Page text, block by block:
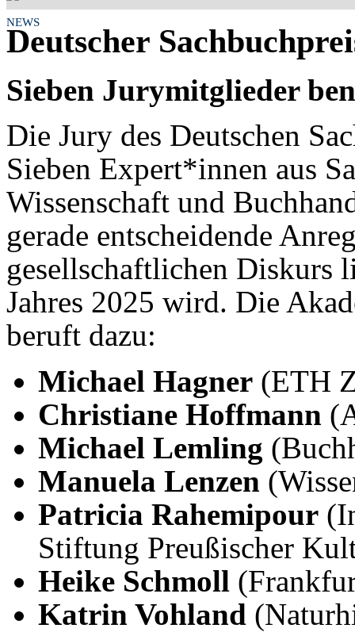
NEWS
Deutscher
Sieben Jurymitglieder
Die Jury des Deutschen
Sieben Expert*innen aus
Wissenschaft und
gerade entscheidende
gesellschaftlichen Diskurs
Jahres 2025 wird. Die
beruft dazu:
Michael Hagner (ETH
Christiane Hoffmann
Michael Lemling
Manuela Lenzen
Patricia Rahemipour
Stiftung Preußischer
Heike Schmoll
Katrin Vohland